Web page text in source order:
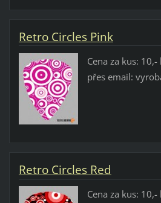
Retro Circles Pink
Cena za kus:
přes email:
Retro Circles Red
Cena za kus: